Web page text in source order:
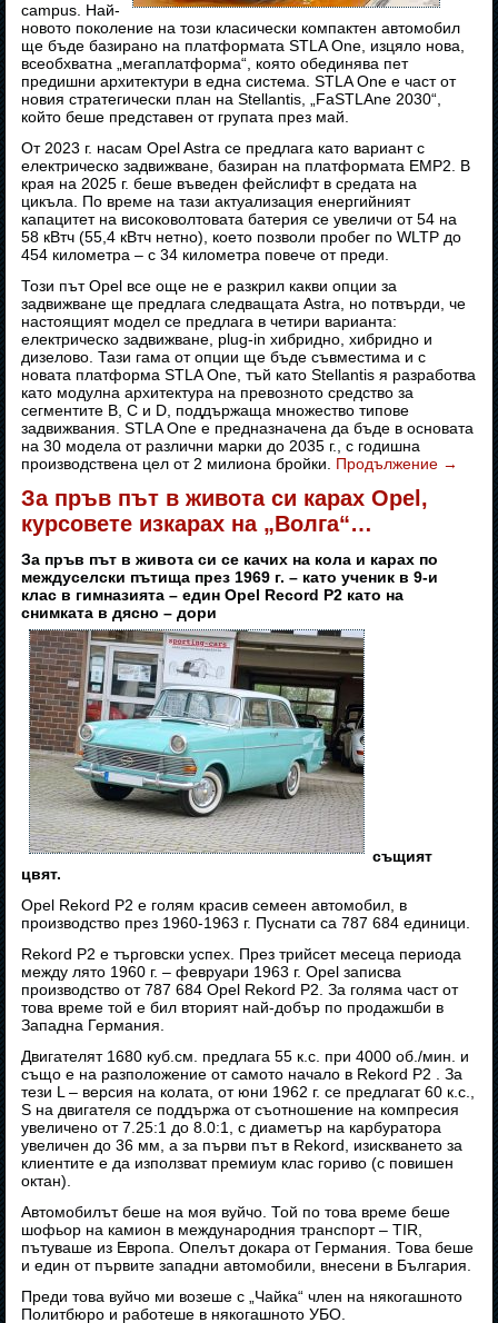
campus. Най-
новото поколение на този класически компактен автомобил
ще бъде базирано на платформата STLA One, изцяло нова,
всеобхватна „мегаплатформа“, която обединява пет
предишни архитектури в една система. STLA One е част от
новия стратегически план на Stellantis, „FaSTLAne 2030“,
който беше представен от групата през май.
От 2023 г. насам Opel Astra се предлага като вариант с
електрическо задвижване, базиран на платформата EMP2. В
края на 2025 г. беше въведен фейслифт в средата на
цикъла. По време на тази актуализация енергийният
капацитет на високоволтовата батерия се увеличи от 54 на
58 кВтч (55,4 кВтч нетно), което позволи пробег по WLTP до
454 километра – с 34 километра повече от преди.
Този път Opel все още не е разкрил какви опции за
задвижване ще предлага следващата Astra, но потвърди, че
настоящият модел се предлага в четири варианта:
електрическо задвижване, plug-in хибридно, хибридно и
дизелово. Тази гама от опции ще бъде съвместима и с
новата платформа STLA One, тъй като Stellantis я разработва
като модулна архитектура на превозното средство за
сегментите B, C и D, поддържаща множество типове
задвижвания. STLA One е предназначена да бъде в основата
на 30 модела от различни марки до 2035 г., с годишна
производствена цел от 2 милиона бройки. Продължение →
За пръв път в живота си карах Opel,
курсовете изкарах на „Волга“…
За пръв път в живота си се качих на кола и карах по
междуселски пътища през 1969 г. – като ученик в 9-и
клас в гимназията – един Opel Record P2 като на
снимката в дясно – дори
същият
цвят.
Opel Rekord P2 е голям красив семеен автомобил, в
производство през 1960-1963 г. Пуснати са 787 684 единици.
Rekord P2 е търговски успех. През трийсет месеца периода
между лято 1960 г. – февруари 1963 г. Opel записва
производство от 787 684 Opel Rekord P2. За голяма част от
това време той е бил вторият най-добър по продажшби в
Западна Германия.
Двигателят 1680 куб.см. предлага 55 к.с. при 4000 об./мин. и
също е на разположение от самото начало в Rekord P2 . За
тези L – версия на колата, от юни 1962 г. се предлагат 60 к.с.,
S на двигателя се поддържа от съотношение на компресия
увеличено от 7.25:1 до 8.0:1, с диаметър на карбуратора
увеличен до 36 мм, а за първи път в Rekord, изискването за
клиентите е да използват премиум клас гориво (с повишен
октан).
Автомобилът беше на моя вуйчо. Той по това време беше
шофьор на камион в международния транспорт – TIR,
пътуваше из Европа. Опелът докара от Германия. Това беше
и един от първите западни автомобили, внесени в България.
Преди това вуйчо ми возеше с „Чайка“ член на някогашното
Политбюро и работеше в някогашното УБО.